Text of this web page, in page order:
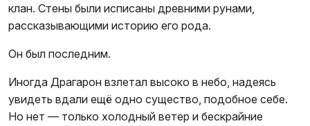
клан. Стены были исписаны древними рунами,
рассказывающими историю его рода.
Он был последним.
Иногда Драгарон взлетал высоко в небо, надеясь
увидеть вдали ещё одно существо, подобное себе.
Но нет — только холодный ветер и бескрайние